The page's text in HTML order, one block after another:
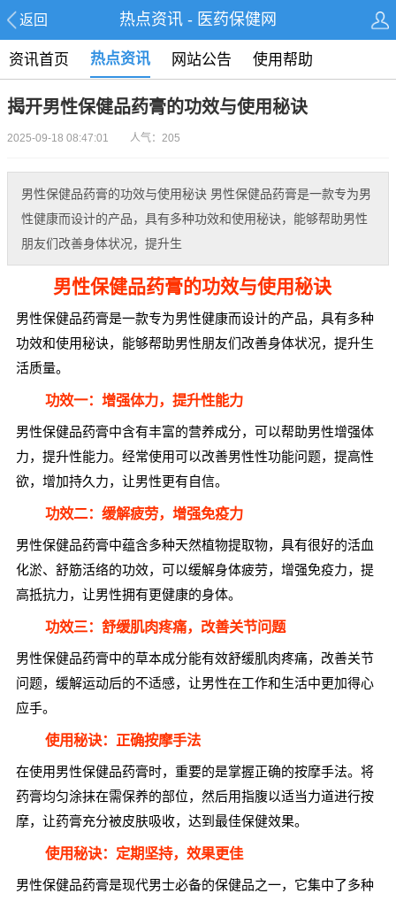
返回 热点资讯 - 医药保健网
资讯首页 热点资讯 网站公告 使用帮助
揭开男性保健品药膏的功效与使用秘诀
2025-09-18 08:47:01 人气：205
男性保健品药膏的功效与使用秘诀 男性保健品药膏是一款专为男
性健康而设计的产品，具有多种功效和使用秘诀，能够帮助男性
朋友们改善身体状况，提升生
男性保健品药膏的功效与使用秘诀
男性保健品药膏是一款专为男性健康而设计的产品，具有多种
功效和使用秘诀，能够帮助男性朋友们改善身体状况，提升生
活质量。
功效一：增强体力，提升性能力
男性保健品药膏中含有丰富的营养成分，可以帮助男性增强体
力，提升性能力。经常使用可以改善男性性功能问题，提高性
欲，增加持久力，让男性更有自信。
功效二：缓解疲劳，增强免疫力
男性保健品药膏中蕴含多种天然植物提取物，具有很好的活血
化淤、舒筋活络的功效，可以缓解身体疲劳，增强免疫力，提
高抵抗力，让男性拥有更健康的身体。
功效三：舒缓肌肉疼痛，改善关节问题
男性保健品药膏中的草本成分能有效舒缓肌肉疼痛，改善关节
问题，缓解运动后的不适感，让男性在工作和生活中更加得心
应手。
使用秘诀：正确按摩手法
在使用男性保健品药膏时，重要的是掌握正确的按摩手法。将
药膏均匀涂抹在需保养的部位，然后用指腹以适当力道进行按
摩，让药膏充分被皮肤吸收，达到最佳保健效果。
使用秘诀：定期坚持，效果更佳
男性保健品药膏是现代男士必备的保健品之一，它集中了多种